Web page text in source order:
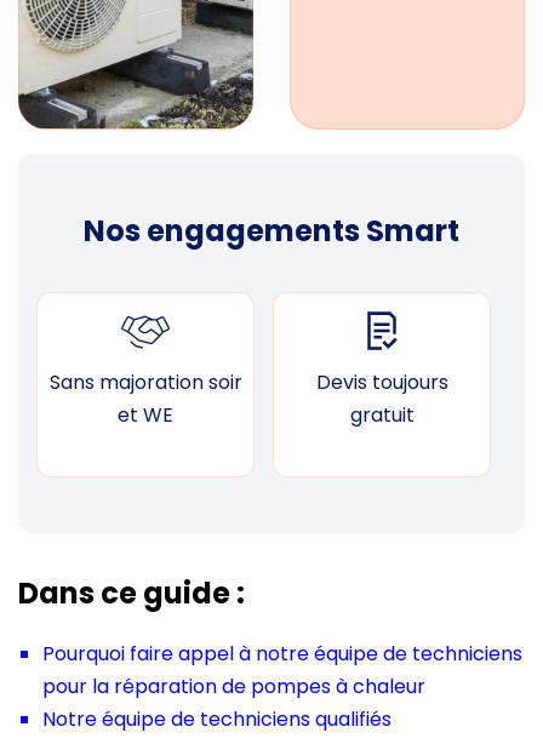
Nos engagements Smart
Sans majoration soir
et WE
Devis toujours
gratuit
Dans ce guide :
Pourquoi faire appel à notre équipe de techniciens
pour la réparation de pompes à chaleur
Notre équipe de techniciens qualifiés